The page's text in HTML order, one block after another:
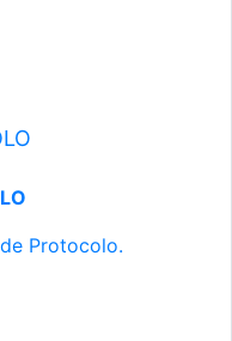
Protocolo.